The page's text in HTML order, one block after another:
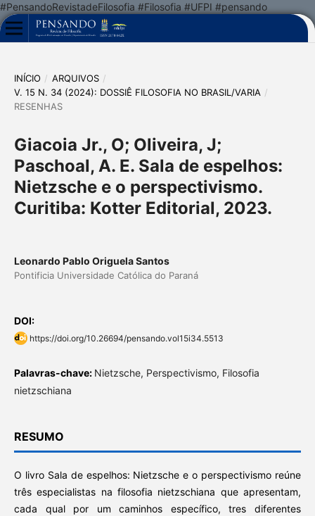
#PensandoRevistadeFilosofia #Filosofia #UFPI #pensando
INÍCIO / ARQUIVOS /
V. 15 N. 34 (2024): DOSSIÊ FILOSOFIA NO BRASIL/VARIA /
RESENHAS
Giacoia Jr., O; Oliveira, J;
Paschoal, A. E. Sala de espelhos:
Nietzsche e o perspectivismo.
Curitiba: Kotter Editorial, 2023.
Leonardo Pablo Origuela Santos
Pontificia Universidade Católica do Paraná
DOI:
https://doi.org/10.26694/pensando.vol15i34.5513
Palavras-chave: Nietzsche, Perspectivismo, Filosofia
nietzschiana
RESUMO
O livro Sala de espelhos: Nietzsche e o perspectivismo reúne
três especialistas na filosofia nietzschiana que apresentam,
cada qual por um caminhos específico, tres diferentes